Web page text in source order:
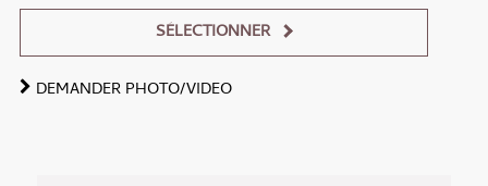
SÉLECTIONNER
Alternative:
DEMANDER PHOTO/VIDEO